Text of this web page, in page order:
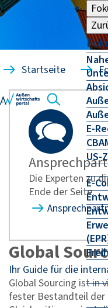
E-
US-
E-
Startseite
Die Experten zu
Ende der Seite.
Global
Ihr Guide für die
Global Sourcing ist in
fester Bestandteil